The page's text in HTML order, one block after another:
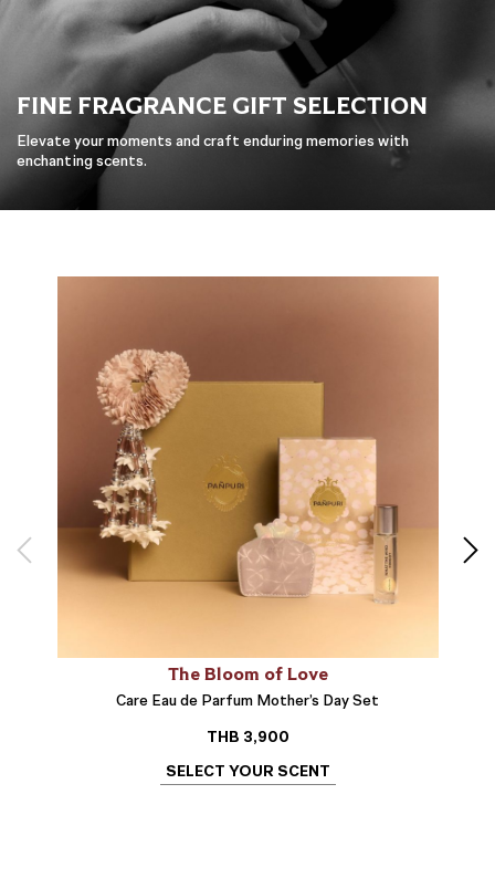
FINE FRAGRANCE GIFT SELECTION
Elevate your moments and craft enduring memories with
enchanting scents.
The Bloom of Love
Care Eau de Parfum Mother’s Day Set
THB 3,900
SELECT YOUR SCENT